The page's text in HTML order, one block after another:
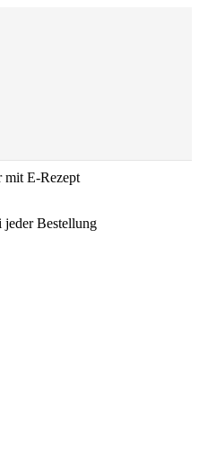
mit E-Rezept
jeder Bestellung